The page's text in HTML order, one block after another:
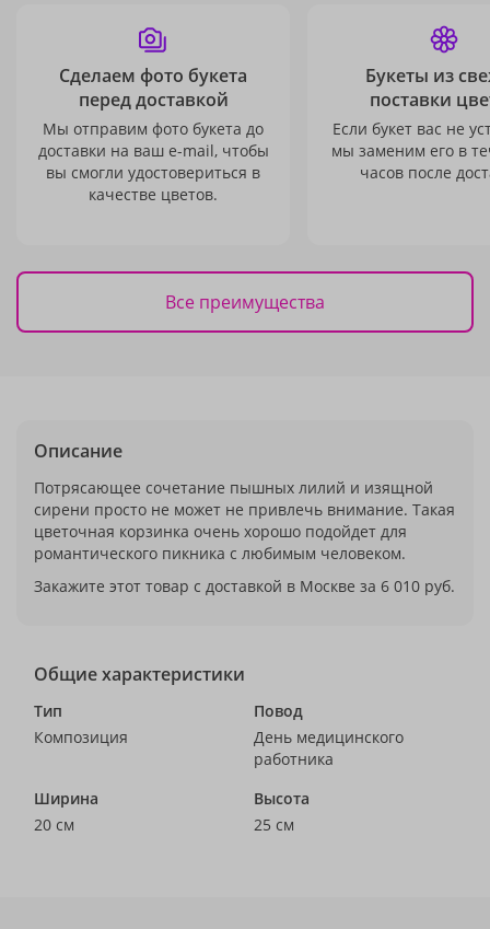
Сделаем фото букета
перед доставкой
Мы отправим фото букета до
доставки на ваш e-mail, чтобы
вы смогли удостовериться в
качестве цветов.
Букеты из
поставки
Если букет вас не
мы заменим его в
часов после
Все преимущества
Описание
Потрясающее сочетание пышных лилий и изящной
сирени просто не может не привлечь внимание. Такая
цветочная корзинка очень хорошо подойдет для
романтического пикника с любимым человеком.
Закажите этот товар с доставкой в Москве за 6 010 руб.
Общие характеристики
Тип
Композиция
Повод
День медицинского
работника
Ширина
20 см
Высота
25 см